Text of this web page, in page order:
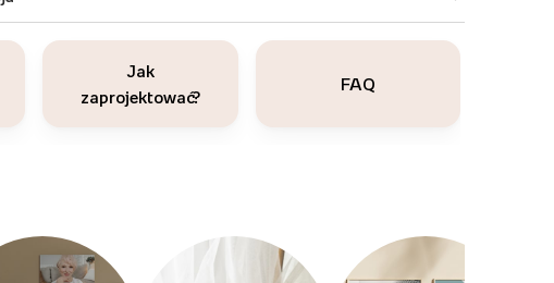
Jak
zaprojektować?
FAQ